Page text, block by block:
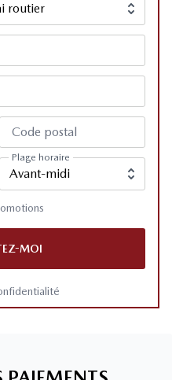
Code postal
Plage horaire
MOI